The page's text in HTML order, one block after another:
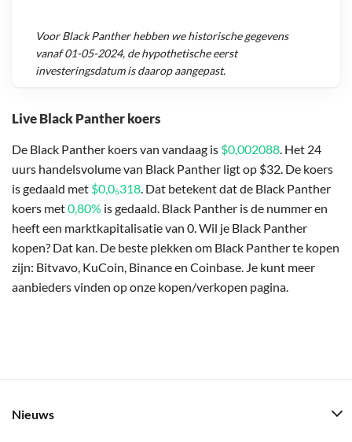
Live Black Panther koers
De Black Panther koers van vandaag is $0,002088. Het 24
uurs handelsvolume van Black Panther ligt op $32. De koers
is gedaald met $0,0₅318. Dat betekent dat de Black Panther
koers met0,80% is gedaald. Black Panther is de nummer en
heeft een marktkapitalisatie van 0. Wil je Black Panther
kopen? Dat kan. De beste plekken om Black Panther te kopen
zijn: Bitvavo, KuCoin, Binance en Coinbase. Je kunt meer
aanbieders vinden op onze kopen/verkopen pagina.
VoorBlack Pantherhebben we historische gegevens
vanaf01-05-2024, de hypothetische eerst
investeringsdatum is daarop aangepast.
Nieuws